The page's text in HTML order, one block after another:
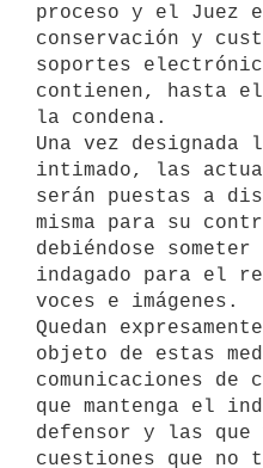
proceso y el Juez
conservación y
soportes
contienen, hasta
la condena.
Una vez designada
intimado, las
serán puestas a
misma para su
debiéndose
indagado para el
voces e imágenes.
Quedan
objeto de estas
comunicaciones
que mantenga el
defensor y las que
cuestiones que no